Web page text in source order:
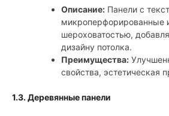
Описание: Панели с
микроперфорированные
шероховатостью,
дизайну потолка.
Преимущества:
свойства, эстетическая
1.3. Деревянные панели